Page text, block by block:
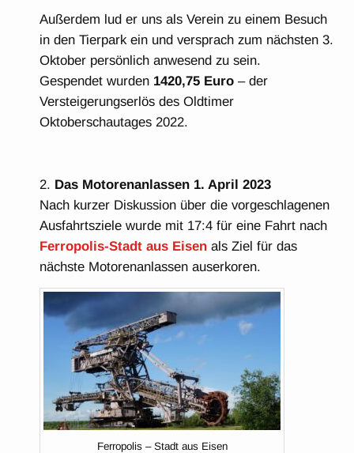
Außerdem lud er uns als Verein zu einem Besuch
in den Tierpark ein und versprach zum nächsten 3.
Oktober persönlich anwesend zu sein.
Gespendet wurden 1420,75 Euro – der
Versteigerungserlös des Oldtimer
Oktoberschautages 2022.
Das Motorenanlassen 1. April 2023
Nach kurzer Diskussion über die vorgeschlagenen
Ausfahrtsziele wurde mit 17:4 für eine Fahrt nach
Ferropolis-Stadt aus Eisen als Ziel für das
nächste Motorenanlassen auserkoren.
Ferropolis – Stadt aus Eisen